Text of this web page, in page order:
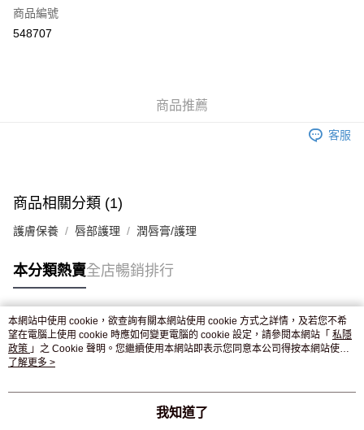
Apple Pay
付款後門市自取，訂單確認後2-4個工作天到店，7天內取。逾期後
商品編號
548707
商品推薦
客服
商品相關分類 (1)
護膚保養 唇部護理 潤唇膏/護理
本分類熱賣全店暢銷排行
熱門標籤
熱銷排行
本網站中使用 cookie，欲查詢有關本網站使用 cookie 方式之詳情，及若您不希
望在電腦上使用 cookie 時應如何變更電腦的 cookie 設定，請參閱本網站「 私隱
政策 」之 Cookie 聲明。您繼續使用本網站即表示您同意本公司得按本網站使用
條款之 Cookie 聲明使用 cookie。
了解更多 >
我知道了